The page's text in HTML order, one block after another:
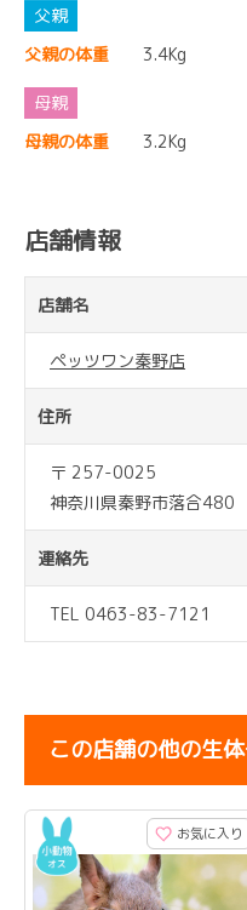
父親の体重 3.4Kg
母親の体重 3.2Kg
店舗情報
店舗名
ペッツワン秦野店
住所
〒 257-0025
神奈川県秦野市落合480
連絡先
TEL 0463-83-7121
この店舗の他の生
お気に入り